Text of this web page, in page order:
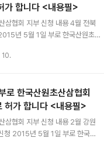
가 합니다 <내용필>
삼협회 지부 신청 내용 4월 전북
년 5월 1일 부로 한국산원초
한국산원초산삼협회
허가 합니다 <내용필>
삼협회 지부 신청 내용 2월 강원
청 2015년 5월 1일 부로 한국산